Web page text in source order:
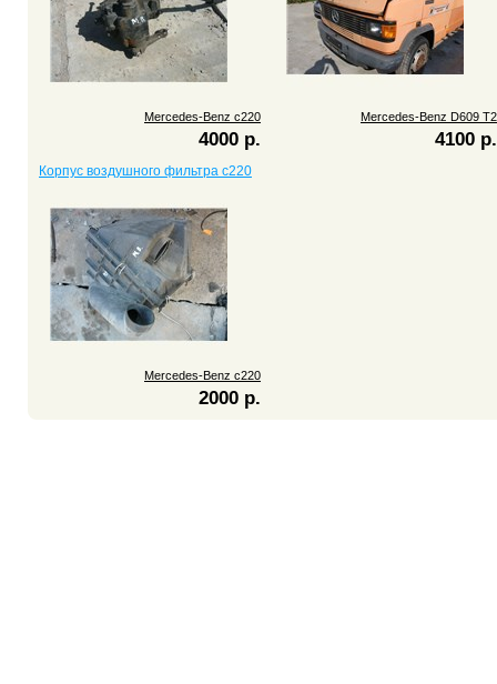
Mercedes-Benz c220
4000 р.
Mercedes-Benz D609 T2
4100 р.
Корпус воздушного фильтра c220
Mercedes-Benz c220
2000 р.